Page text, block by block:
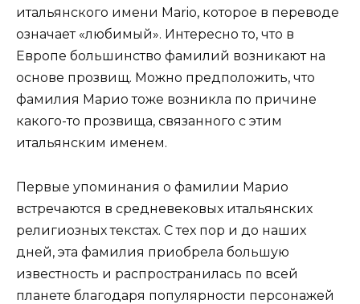
итальянского имени Mario, которое в переводе
означает «любимый». Интересно то, что в
Европе большинство фамилий возникают на
основе прозвищ. Можно предположить, что
фамилия Марио тоже возникла по причине
какого-то прозвища, связанного с этим
итальянским именем.
Первые упоминания о фамилии Марио
встречаются в средневековых итальянских
религиозных текстах. С тех пор и до наших
дней, эта фамилия приобрела большую
известность и распространилась по всей
планете благодаря популярности персонажей